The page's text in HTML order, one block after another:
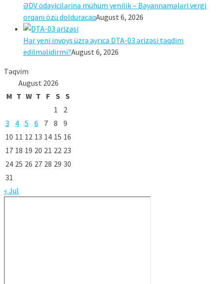
ƏDV ödəyicilərinə mühüm yenilik – Bəyannamələri vergi
orqanı özü dolduracaqAugust 6, 2026
Hər yeni invoys üzrə ayrıca DTA-03 ərizəsi təqdim
edilməlidirmi?August 6, 2026
Təqvim
August 2026
M T W T F S S
1
2
3
4 5 6 7 8
9
10 11 12 13 14 15 16
17 18 19 20 21 22 23
24 25 26 27 28 29 30
31
« Jul